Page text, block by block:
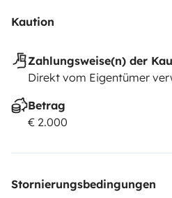
Kaution
Zahlungsweise(n) der
Direkt vom Eigentümer
Betrag
€ 2.000
Stornierungsbedingungen